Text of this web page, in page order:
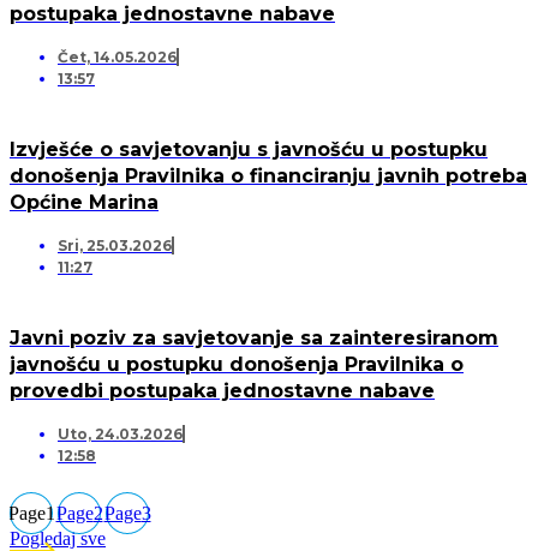
postupaka jednostavne nabave
Čet, 14.05.2026
13:57
Izvješće o savjetovanju s javnošću u postupku
donošenja Pravilnika o financiranju javnih potreba
Općine Marina
Sri, 25.03.2026
11:27
Javni poziv za savjetovanje sa zainteresiranom
javnošću u postupku donošenja Pravilnika o
provedbi postupaka jednostavne nabave
Uto, 24.03.2026
12:58
Page1Page2Page3
Pogledaj sve